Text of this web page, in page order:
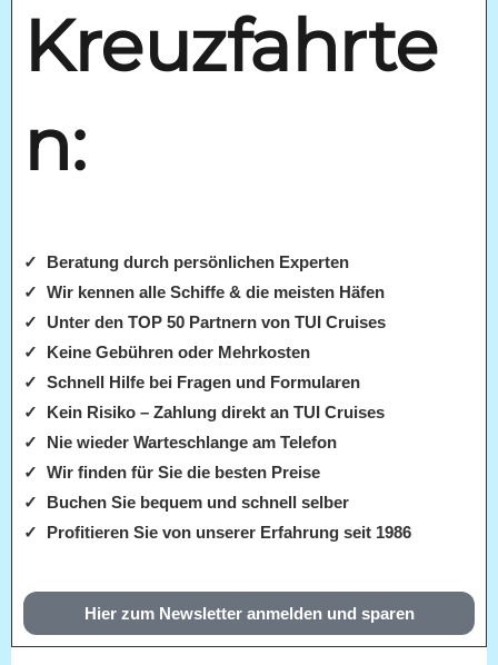
Kreuzfahrte
n:
✓ Beratung durch persönlichen Experten
✓ Wir kennen alle Schiffe & die meisten Häfen
✓ Unter den TOP 50 Partnern von TUI Cruises
✓ Keine Gebühren oder Mehrkosten
✓ Schnell Hilfe bei Fragen und Formularen
✓ Kein Risiko – Zahlung direkt an TUI Cruises
✓ Nie wieder Warteschlange am Telefon
✓ Wir finden für Sie die besten Preise
✓ Buchen Sie bequem und schnell selber
✓ Profitieren Sie von unserer Erfahrung seit 1986
Hier zum Newsletter anmelden und sparen